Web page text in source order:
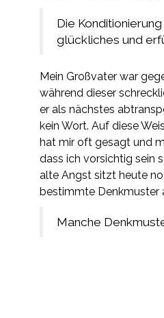
Die
glückliches und
Mein Großvater war
während dieser
er als nächstes
kein Wort. Auf diese
hat mir oft gesagt und
dass ich vorsichtig sein
alte Angst sitzt heute
bestimmte Denkmuster
Manche